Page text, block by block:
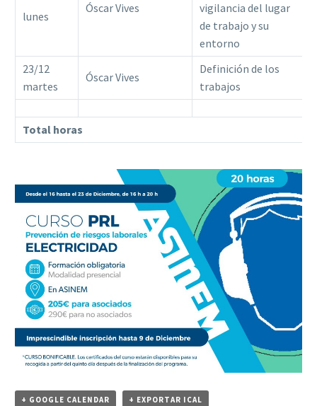
lunes
Óscar Vives
vigilancia del lugar
de trabajo y su
entorno
23/12
martes
Óscar Vives
Definición de los
trabajos
Total horas
+ GOOGLE CALENDAR + EXPORTAR ICAL